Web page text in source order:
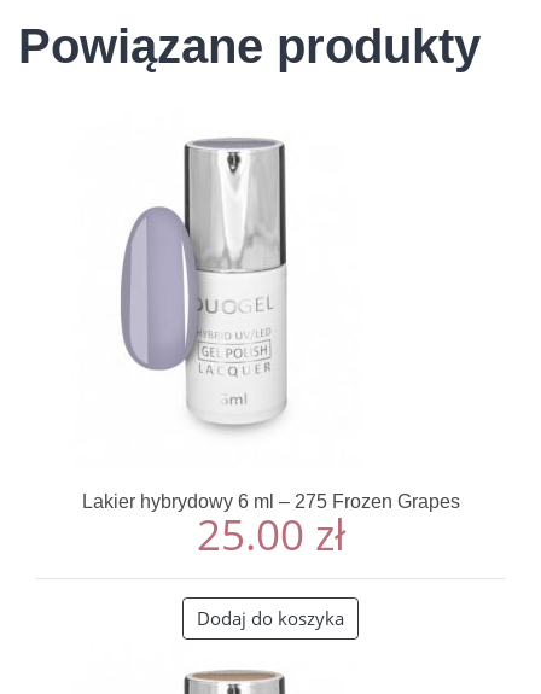
Powiązane produkty
Lakier hybrydowy 6 ml – 275 Frozen Grapes
25.00 zł
Dodaj do koszyka